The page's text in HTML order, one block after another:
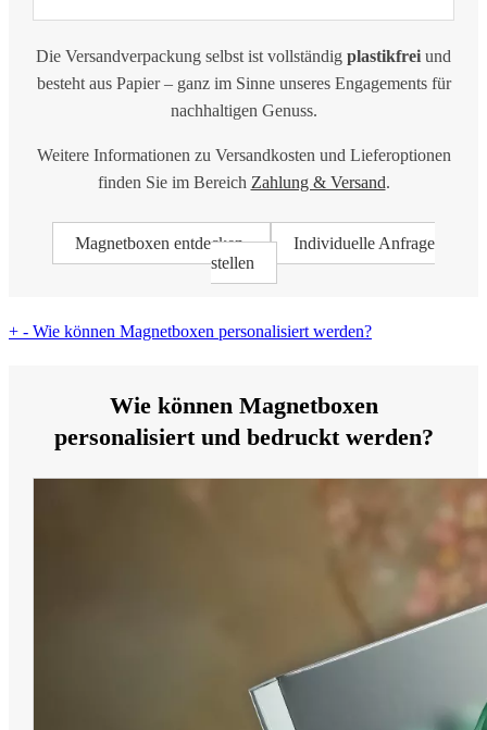
Die Versandverpackung selbst ist vollständig plastikfrei und
besteht aus Papier – ganz im Sinne unseres Engagements für
nachhaltigen Genuss.
Weitere Informationen zu Versandkosten und Lieferoptionen
finden Sie im Bereich Zahlung & Versand.
Magnetboxen entdecken
Individuelle Anfrage
stellen
+ - Wie können Magnetboxen personalisiert werden?
Wie können Magnetboxen
personalisiert und bedruckt werden?